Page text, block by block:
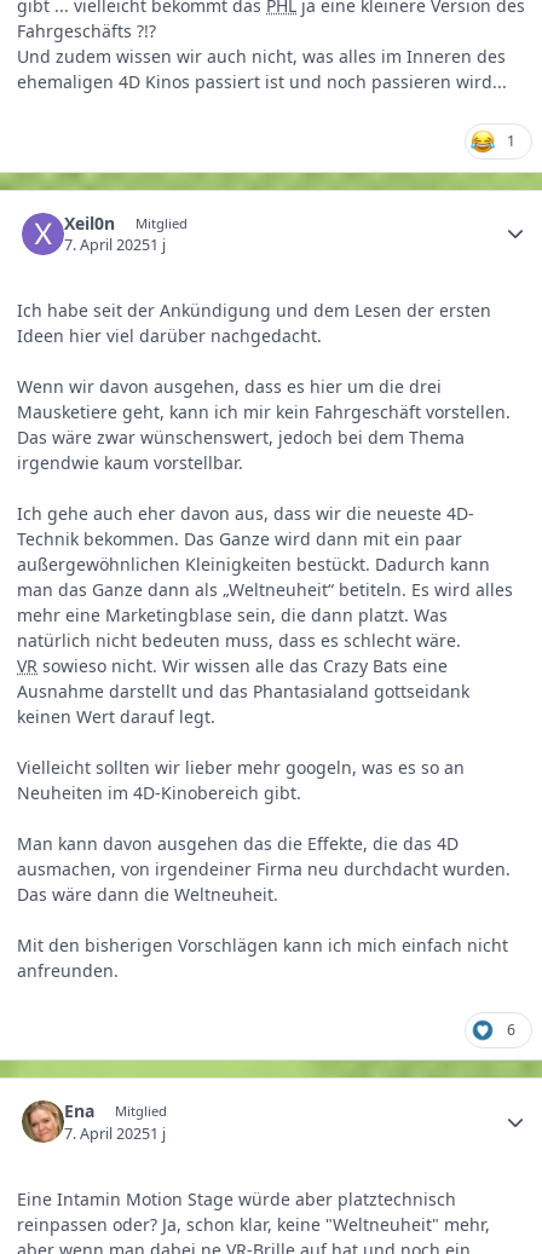
gibt ... vielleicht bekommt das PHL ja eine kleinere Version des
Fahrgeschäfts ?!?
Und zudem wissen wir auch nicht, was alles im Inneren des
ehemaligen 4D Kinos passiert ist und noch passieren wird...
1
Xeil0n Mitglied
7. April 20251 j
Ich habe seit der Ankündigung und dem Lesen der ersten
Ideen hier viel darüber nachgedacht.
Wenn wir davon ausgehen, dass es hier um die drei
Mausketiere geht, kann ich mir kein Fahrgeschäft vorstellen.
Das wäre zwar wünschenswert, jedoch bei dem Thema
irgendwie kaum vorstellbar.
Ich gehe auch eher davon aus, dass wir die neueste 4D-
Technik bekommen. Das Ganze wird dann mit ein paar
außergewöhnlichen Kleinigkeiten bestückt. Dadurch kann
man das Ganze dann als „Weltneuheit“ betiteln. Es wird alles
mehr eine Marketingblase sein, die dann platzt. Was
natürlich nicht bedeuten muss, dass es schlecht wäre.
VR sowieso nicht. Wir wissen alle das Crazy Bats eine
Ausnahme darstellt und das Phantasialand gottseidank
keinen Wert darauf legt.
Vielleicht sollten wir lieber mehr googeln, was es so an
Neuheiten im 4D-Kinobereich gibt.
Man kann davon ausgehen das die Effekte, die das 4D
ausmachen, von irgendeiner Firma neu durchdacht wurden.
Das wäre dann die Weltneuheit.
Mit den bisherigen Vorschlägen kann ich mich einfach nicht
anfreunden.
6
Ena Mitglied
7. April 20251 j
Eine Intamin Motion Stage würde aber platztechnisch
reinpassen oder? Ja, schon klar, keine "Weltneuheit" mehr,